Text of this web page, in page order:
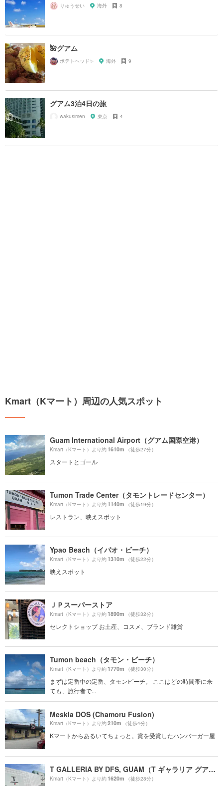
りゅうせい 海外 8
🌺グアム
ポテトヘッド✨ 海外 9
グアム3泊4日の旅
wakusimen 東京 4
Kmart（Kマート）周辺の人気スポット
Guam International Airport（グアム国際空港）
Kmart（Kマート）より約1610m （徒歩27分）
スタートとゴール
Tumon Trade Center（タモントレードセンター）
Kmart（Kマート）より約1140m （徒歩19分）
レストラン、映えスポット
Ypao Beach（イパオ・ビーチ）
Kmart（Kマート）より約1310m （徒歩22分）
映えスポット
ＪＰスーパーストア
Kmart（Kマート）より約1890m （徒歩32分）
セレクトショップ お土産、コスメ、ブランド雑貨
Tumon beach（タモン・ビーチ）
Kmart（Kマート）より約1770m （徒歩30分）
まずは定番中の定番、タモンビーチ。 ここはどの時間帯に来
ても、旅行者で...
Meskla DOS (Chamoru Fusion)
Kmart（Kマート）より約210m （徒歩4分）
Kマートからあるいてちょっと。賞を受賞したハンバーガー屋
T GALLERIA BY DFS, GUAM（T ギャラリア グアム by DFS）
Kmart（Kマート）より約1620m （徒歩28分）